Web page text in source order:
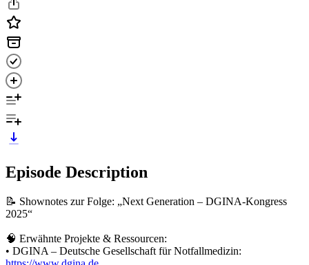
Episode Description
📝 Shownotes zur Folge: „Next Generation – DGINA-Kongress
2025“
🧠 Erwähnte Projekte & Ressourcen:
• DGINA – Deutsche Gesellschaft für Notfallmedizin: